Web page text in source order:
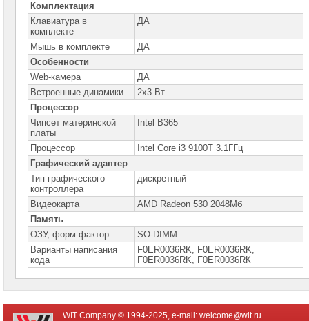
Компьютеры
Brand
Name
Принтеры
плоттеры
МФУ
Серверы
Brand
Name
Пассивное
сетевое
оборудование
Активное
сетевое
оборудование
СХД
системы
хранения
данных
Компоненты
компьютеров
Комплектация
Клавиатура в
комплекте
ДА
Мышь в комплекте
ДА
Особенности
Web-камера
ДА
Встроенные динамики
2х3 Вт
Процессор
Чипсет материнской
платы
Intel B365
Процессор
Intel Core i3 9100T 3.1ГГц
Графический адаптер
Тип графического
контроллера
дискретный
Видеокарта
AMD Radeon 530 2048Мб
Память
ОЗУ, форм-фактор
SO-DIMM
Варианты написания
кода
F0ER0036RK, F0ER0036RK,
F0ЕR0036RK, F0ЕR0036RК
WIT Company © 1994-2025, e-mail: welcome@wit.ru